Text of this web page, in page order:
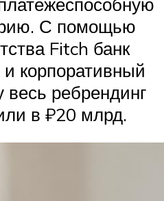
С помощью
Fitch банк
корпоративный
весь ребрендинг
в ₽20 млрд.